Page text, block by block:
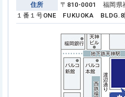
住所
〒810-0001 福岡県
１番１号ONE FUKUOKA BLDG.8